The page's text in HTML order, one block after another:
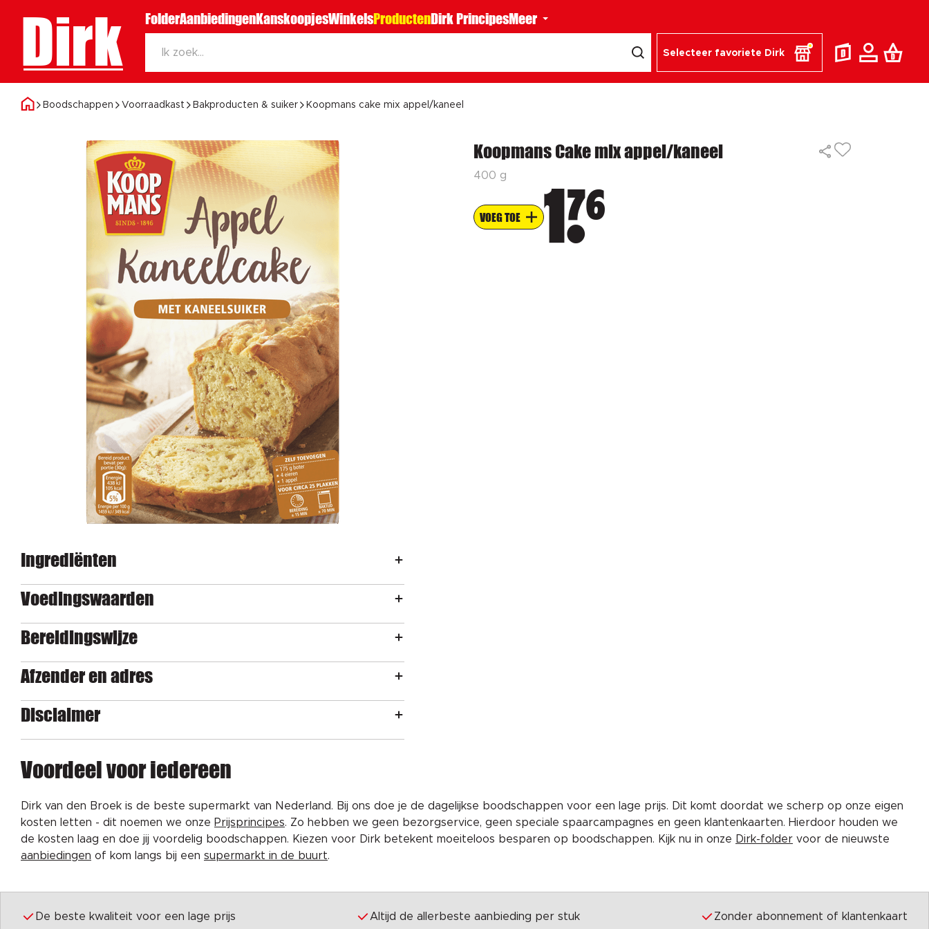
Dirk FolderAanbiedingenKanskoopjesWinkelsProductenDirk PrincipesMeer
Selecteer favoriete Dirk
Boodschappen Voorraadkast Bakproducten & suiker Koopmans cake mix appel/kaneel
Koopmans Cake mix appel/kaneel
400 g
VOEG TOE 1 76
Ingrediënten
Voedingswaarden
Bereidingswijze
Afzender en adres
Disclaimer
Voordeel voor iedereen
Dirk van den Broek is de beste supermarkt van Nederland. Bij ons doe je de dagelijkse boodschappen voor een lage prijs. Dit komt doordat we scherp op onze eigen
kosten letten - dit noemen we onze Prijsprincipes. Zo hebben we geen bezorgservice, geen speciale spaarcampagnes en geen klantenkaarten. Hierdoor houden we
de kosten laag en doe jij voordelig boodschappen. Kiezen voor Dirk betekent moeiteloos besparen op boodschappen. Kijk nu in onze Dirk-folder voor de nieuwste
aanbiedingen of kom langs bij een supermarkt in de buurt.
De beste kwaliteit voor een lage prijs Altijd de allerbeste aanbieding per stuk Zonder abonnement of klantenkaart